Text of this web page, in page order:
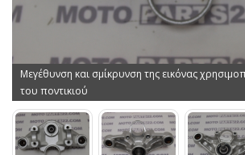
Μεγέθυνση και σμίκρυνση της εικόνας
του ποντικιού